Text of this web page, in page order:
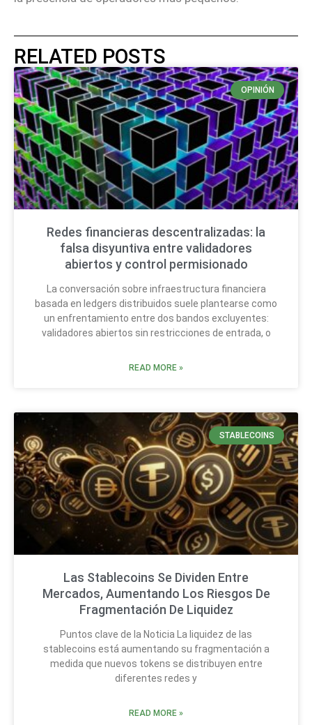
RELATED POSTS
OPINIÓN
Redes financieras descentralizadas: la
falsa disyuntiva entre validadores
abiertos y control permisionado
La conversación sobre infraestructura financiera
basada en ledgers distribuidos suele plantearse como
un enfrentamiento entre dos bandos excluyentes:
validadores abiertos sin restricciones de entrada, o
READ MORE »
STABLECOINS
Las Stablecoins Se Dividen Entre
Mercados, Aumentando Los Riesgos De
Fragmentación De Liquidez
Puntos clave de la Noticia La liquidez de las
stablecoins está aumentando su fragmentación a
medida que nuevos tokens se distribuyen entre
diferentes redes y
READ MORE »